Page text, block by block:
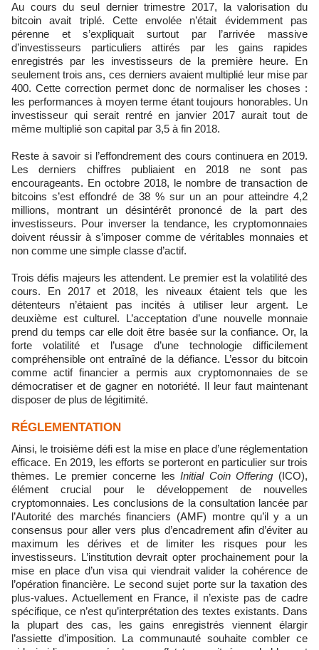
Au cours du seul dernier trimestre 2017, la valorisation du
bitcoin avait triplé. Cette envolée n’était évidemment pas
pérenne et s’expliquait surtout par l’arrivée massive
d’investisseurs particuliers attirés par les gains rapides
enregistrés par les investisseurs de la première heure. En
seulement trois ans, ces derniers avaient multiplié leur mise par
400. Cette correction permet donc de normaliser les choses :
les performances à moyen terme étant toujours honorables. Un
investisseur qui serait rentré en janvier 2017 aurait tout de
même multiplié son capital par 3,5 à fin 2018.
Reste à savoir si l’effondrement des cours continuera en 2019.
Les derniers chiffres publiaient en 2018 ne sont pas
encourageants. En octobre 2018, le nombre de transaction de
bitcoins s’est effondré de 38 % sur un an pour atteindre 4,2
millions, montrant un désintérêt prononcé de la part des
investisseurs. Pour inverser la tendance, les cryptomonnaies
doivent réussir à s’imposer comme de véritables monnaies et
non comme une simple classe d’actif.
Trois défis majeurs les attendent. Le premier est la volatilité des
cours. En 2017 et 2018, les niveaux étaient tels que les
détenteurs n’étaient pas incités à utiliser leur argent. Le
deuxième est culturel. L’acceptation d’une nouvelle monnaie
prend du temps car elle doit être basée sur la confiance. Or, la
forte volatilité et l’usage d’une technologie difficilement
compréhensible ont entraîné de la défiance. L’essor du bitcoin
comme actif financier a permis aux cryptomonnaies de se
démocratiser et de gagner en notoriété. Il leur faut maintenant
disposer de plus de légitimité.
RÉGLEMENTATION
Ainsi, le troisième défi est la mise en place d’une réglementation
efficace. En 2019, les efforts se porteront en particulier sur trois
thèmes. Le premier concerne lesInitial Coin Offering (ICO),
élément crucial pour le développement de nouvelles
cryptomonnaies. Les conclusions de la consultation lancée par
l’Autorité des marchés financiers (AMF) montre qu’il y a un
consensus pour aller vers plus d’encadrement afin d’éviter au
maximum les dérives et de limiter les risques pour les
investisseurs. L’institution devrait opter prochainement pour la
mise en place d’un visa qui viendrait valider la cohérence de
l’opération financière. Le second sujet porte sur la taxation des
plus-values. Actuellement en France, il n’existe pas de cadre
spécifique, ce n’est qu’interprétation des textes existants. Dans
la plupart des cas, les gains enregistrés viennent élargir
l’assiette d’imposition. La communauté souhaite combler ce